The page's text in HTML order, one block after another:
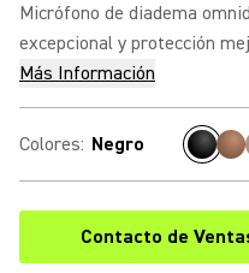
Micrófono de diadema
excepcional y protección
Más Información
Colores: Negro
Contacto de